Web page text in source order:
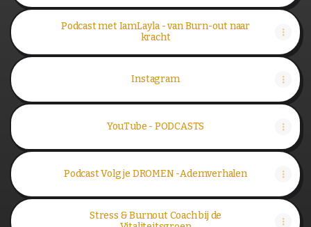
Podcast met IamLayla - van Burn-out naar
kracht
Instagram
YouTube - PODCASTS
YouTube - PODCASTS
Podcast Volg je DROMEN -Ademverhalen
Stress & Burnout Coach bij de